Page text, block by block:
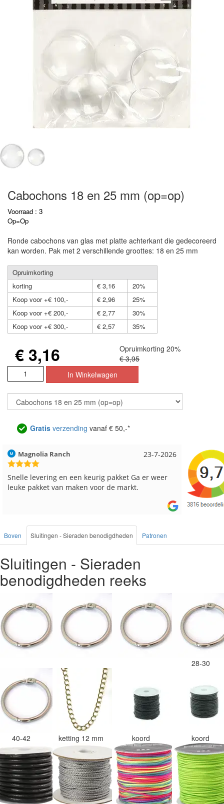
Cabochons 18 en 25 mm (op=op)
Voorraad : 3
Op=Op
Ronde cabochons van glas met platte achterkant die gedecoreerd
kan worden. Pak met 2 verschillende groottes: 18 en 25 mm
Opruimkorting
korting
€ 3,16
20%
Koop voor +€ 100,-
€ 2,96
25%
Koop voor +€ 200,-
€ 2,77
30%
Koop voor +€ 300,-
€ 2,57 35%
€ 3,16
Opruimkorting 20%
€ 3,95
Gratis verzending vanaf € 50,-*
17-7-2026
Hilde uit Loyers
Reeds meerdere keren breigaren en breinaalden
besteld, altijd heel tevreden over de service.
Loes uit
Snelle
Boven Sluitingen - Sieraden benodigdheden Patronen
Sluitingen - Sieraden
benodigdheden reeks
28-30
40-42 ketting 12 mm koord koord